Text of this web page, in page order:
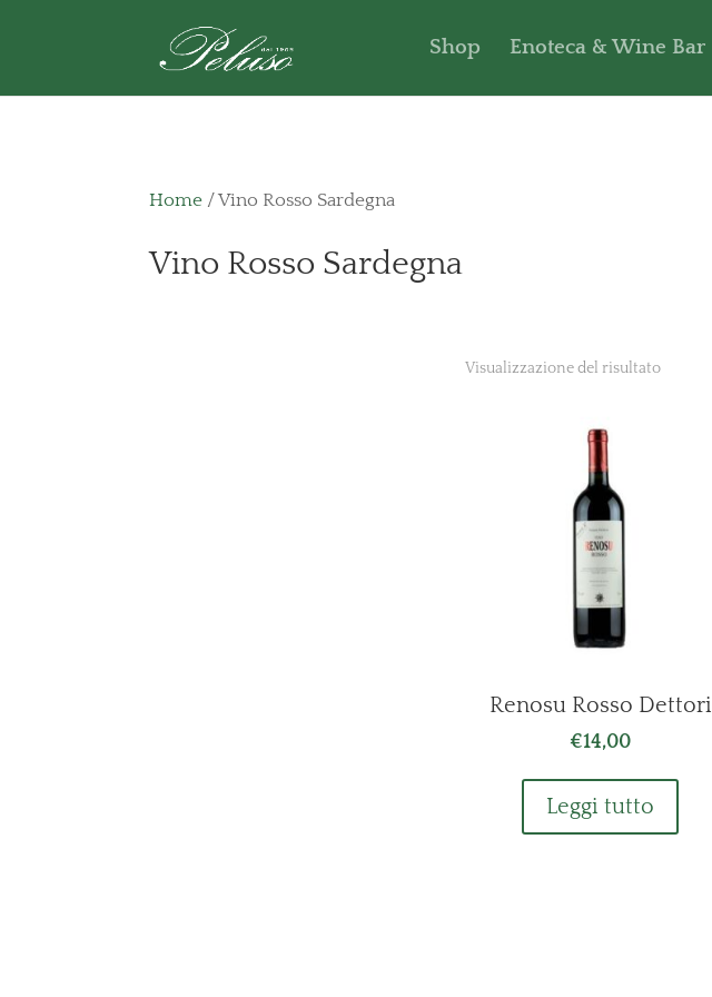
Shop Enoteca & Wine Bar
Home / Vino Rosso Sardegna
Vino Rosso Sardegna
Visualizzazione del risultato
Renosu Rosso Dettori
€14,00
Leggi tutto